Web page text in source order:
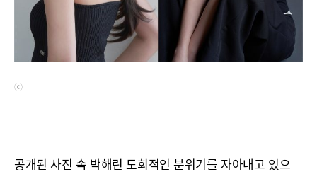
ⓒ
공개된 사진 속 박해린 도회적인 분위기를 자아내고 있으